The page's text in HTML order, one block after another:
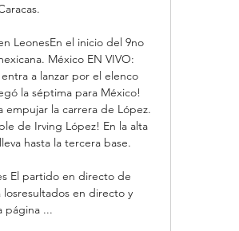
LeonesEn el inicio del 9no
México EN VIVO:
a lanzar por el elenco
la séptima para México!
la carrera de López.
de Irving López! En la alta
hasta la tercera base.
El partido en directo de
losresultados en directo y
...